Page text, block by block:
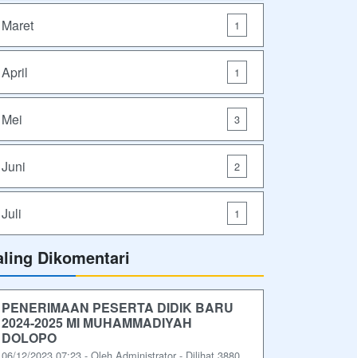
Maret 1
April 1
Mei 3
Juni 2
Juli 1
Dikomentari
PENERIMAAN PESERTA DIDIK BARU
2024-2025 MI MUHAMMADIYAH
DOLOPO